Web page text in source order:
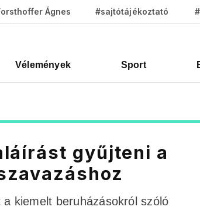
Ágnes #sajtótájékoztató
Vélemények Sport
gyűjteni a
kiemelt beruházásokról szóló